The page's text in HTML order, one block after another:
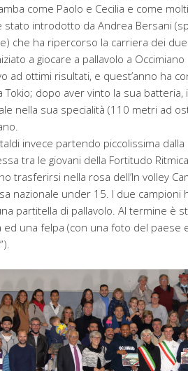
come Paolo e Cecilia e come
stato introdotto da Andrea Bersani
che ha ripercorso la carriera dei
a giocare a pallavolo a
ad ottimi risultati, e quest’anno ha
Tokio; dopo aver vinto la sua
nella sua specialità (110 metri ad
invece partendo piccolissima
tra le giovani della Fortitudo
trasferirsi nella rosa dell’In volley
nazionale under 15. I due campioni
partitella di pallavolo. Al termine è
ed una felpa (con una foto del paese